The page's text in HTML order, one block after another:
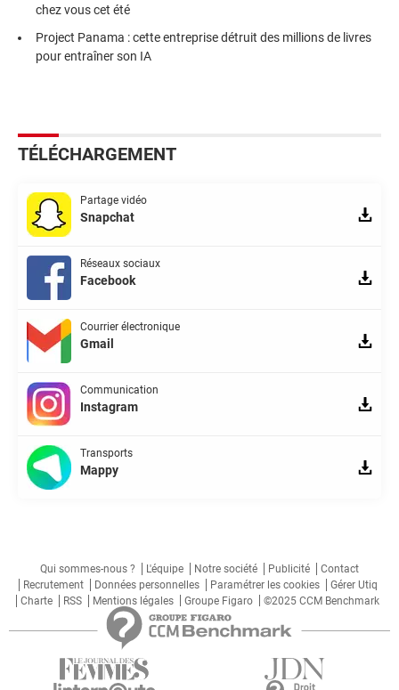
chez vous cet été
Project Panama : cette entreprise détruit des millions de livres
pour entraîner son IA
TÉLÉCHARGEMENT
Partage vidéo
Snapchat
Réseaux sociaux
Facebook
Courrier électronique
Gmail
Communication
Instagram
Transports
Mappy
Qui sommes-nous ? L'équipe Notre société Publicité
Contact
Recrutement
Données personnelles Paramétrer les cookies
Gérer Utiq
Charte
RSS Mentions légales Groupe Figaro ©2025 CCM Benchmark